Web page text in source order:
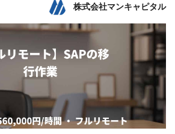
株式会社マンキャピタル